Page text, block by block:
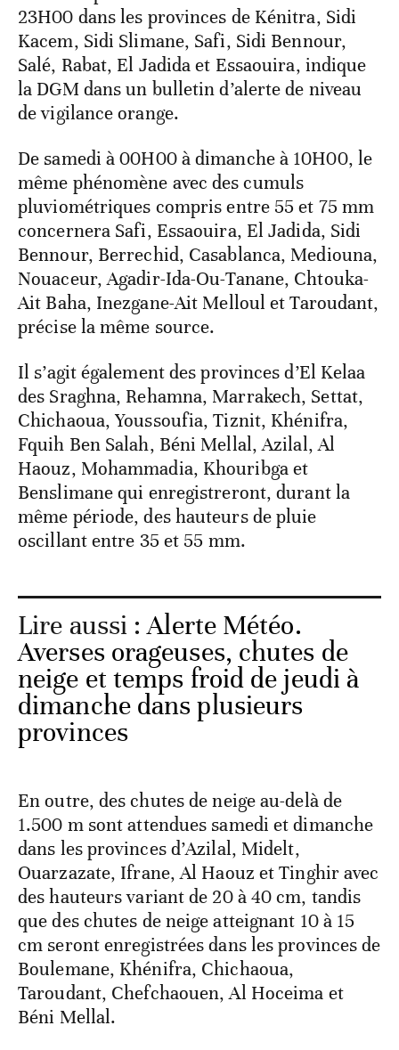
23H00 dans les provinces de Kénitra, Sidi
Kacem, Sidi Slimane, Safi, Sidi Bennour,
Salé, Rabat, El Jadida et Essaouira, indique
la DGM dans un bulletin d’alerte de niveau
de vigilance orange.
De samedi à 00H00 à dimanche à 10H00, le
même phénomène avec des cumuls
pluviométriques compris entre 55 et 75 mm
concernera Safi, Essaouira, El Jadida, Sidi
Bennour, Berrechid, Casablanca, Mediouna,
Nouaceur, Agadir-Ida-Ou-Tanane, Chtouka-
Ait Baha, Inezgane-Ait Melloul et Taroudant,
précise la même source.
Il s’agit également des provinces d’El Kelaa
des Sraghna, Rehamna, Marrakech, Settat,
Chichaoua, Youssoufia, Tiznit, Khénifra,
Fquih Ben Salah, Béni Mellal, Azilal, Al
Haouz, Mohammadia, Khouribga et
Benslimane qui enregistreront, durant la
même période, des hauteurs de pluie
oscillant entre 35 et 55 mm.
Lire aussi :Alerte Météo.
Averses orageuses, chutes de
neige et temps froid de jeudi à
dimanche dans plusieurs
provinces
En outre, des chutes de neige au-delà de
1.500 m sont attendues samedi et dimanche
dans les provinces d’Azilal, Midelt,
Ouarzazate, Ifrane, Al Haouz et Tinghir avec
des hauteurs variant de 20 à 40 cm, tandis
que des chutes de neige atteignant 10 à 15
cm seront enregistrées dans les provinces de
Boulemane, Khénifra, Chichaoua,
Taroudant, Chefchaouen, Al Hoceima et
Béni Mellal.